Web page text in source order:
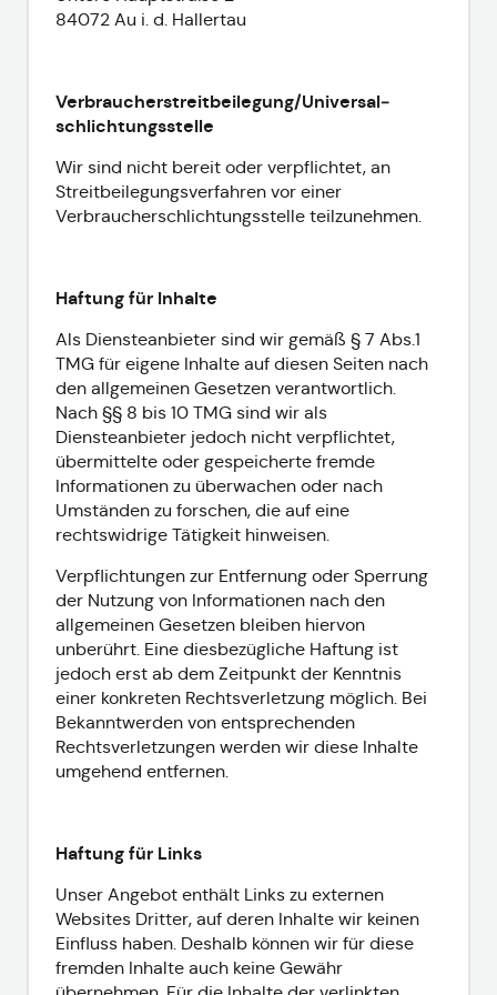
84072 Au i. d. Hallertau
Verbraucher­streit­beilegung/Universal­
schlichtungs­stelle
Wir sind nicht bereit oder verpflichtet, an
Streitbeilegungsverfahren vor einer
Verbraucherschlichtungsstelle teilzunehmen.
Haftung für Inhalte
Als Diensteanbieter sind wir gemäß § 7 Abs.1
TMG für eigene Inhalte auf diesen Seiten nach
den allgemeinen Gesetzen verantwortlich.
Nach §§ 8 bis 10 TMG sind wir als
Diensteanbieter jedoch nicht verpflichtet,
übermittelte oder gespeicherte fremde
Informationen zu überwachen oder nach
Umständen zu forschen, die auf eine
rechtswidrige Tätigkeit hinweisen.
Verpflichtungen zur Entfernung oder Sperrung
der Nutzung von Informationen nach den
allgemeinen Gesetzen bleiben hiervon
unberührt. Eine diesbezügliche Haftung ist
jedoch erst ab dem Zeitpunkt der Kenntnis
einer konkreten Rechtsverletzung möglich. Bei
Bekanntwerden von entsprechenden
Rechtsverletzungen werden wir diese Inhalte
umgehend entfernen.
Haftung für Links
Unser Angebot enthält Links zu externen
Websites Dritter, auf deren Inhalte wir keinen
Einfluss haben. Deshalb können wir für diese
fremden Inhalte auch keine Gewähr